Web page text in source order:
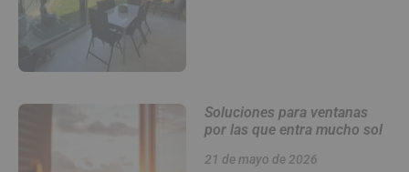
Soluciones para ventanas
por las que entra mucho sol
21 de mayo de 2026